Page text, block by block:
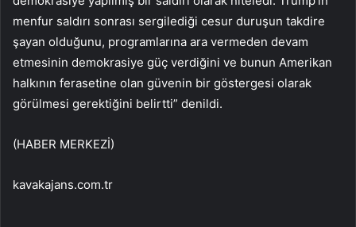
menfur saldırı sonrası sergilediği cesur duruşun takdire
şayan olduğunu, programlarına ara vermeden devam
etmesinin demokrasiye güç verdiğini ve bunun Amerikan
halkının ferasetine olan güvenin bir göstergesi olarak
görülmesi gerektiğini belirtti” denildi.
(HABER MERKEZİ)
kavakajans.com.tr